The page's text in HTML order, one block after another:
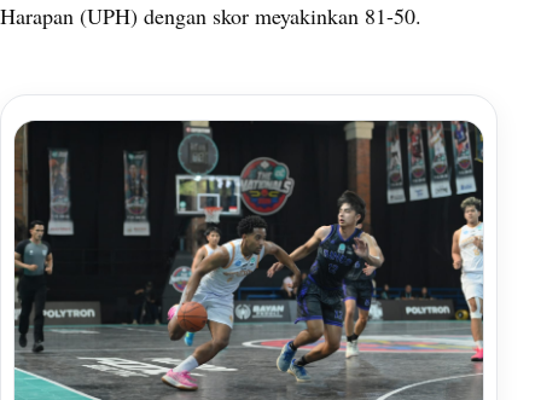
Harapan (UPH) dengan skor meyakinkan 81-50.